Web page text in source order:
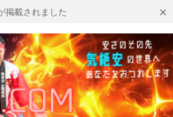
掲載されました